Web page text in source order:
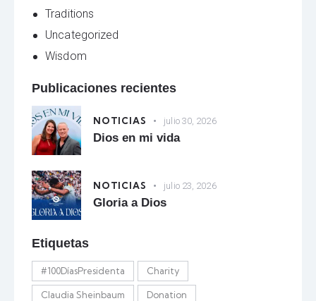
Traditions
Uncategorized
Wisdom
Publicaciones recientes
NOTICIAS julio 30, 2026
Dios en mi vida
NOTICIAS julio 23, 2026
Gloria a Dios
Etiquetas
#100DíasPresidenta Charity
Claudia Sheinbaum Donation